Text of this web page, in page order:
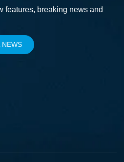
features, breaking news and
NEWS